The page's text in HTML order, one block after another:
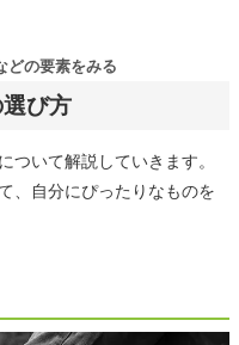
び方
どの要素をみる
ついて解説していきます。
、自分にぴったりなものを